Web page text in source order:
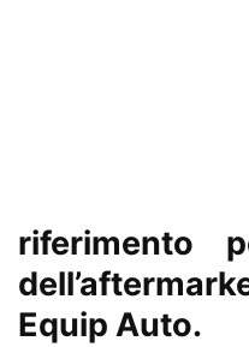
riferimento
Equip Auto.